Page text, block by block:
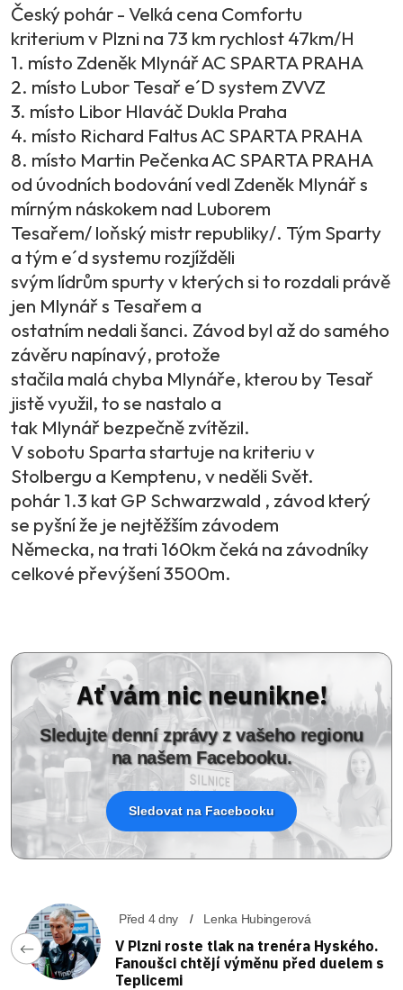
Český pohár - Velká cena Comfortu
kriterium v Plzni na 73 km rychlost 47km/H
1. místo Zdeněk Mlynář AC SPARTA PRAHA
2. místo Lubor Tesař e´D system ZVVZ
3. místo Libor Hlaváč Dukla Praha
4. místo Richard Faltus AC SPARTA PRAHA
8. místo Martin Pečenka AC SPARTA PRAHA
od úvodních bodování vedl Zdeněk Mlynář s
mírným náskokem nad Luborem
Tesařem/ loňský mistr republiky/. Tým Sparty
a tým e´d systemu rozjížděli
svým lídrům spurty v kterých si to rozdali právě
jen Mlynář s Tesařem a
ostatním nedali šanci. Závod byl až do samého
závěru napínavý, protože
stačila malá chyba Mlynáře, kterou by Tesař
jistě využil, to se nastalo a
tak Mlynář bezpečně zvítězil.
V sobotu Sparta startuje na kriteriu v
Stolbergu a Kemptenu, v neděli Svět.
pohár 1.3 kat GP Schwarzwald , závod který
se pyšní že je nejtěžším závodem
Německa, na trati 160km čeká na závodníky
celkové převýšení 3500m.
Ať vám nic neunikne!
Sledujte denní zprávy z vašeho regionu
na našem Facebooku.
Sledovat na Facebooku
Před 4 dny Lenka Hubingerová
V Plzni roste tlak na trenéra Hyského.
Fanoušci chtějí výměnu před duelem s
Teplicemi